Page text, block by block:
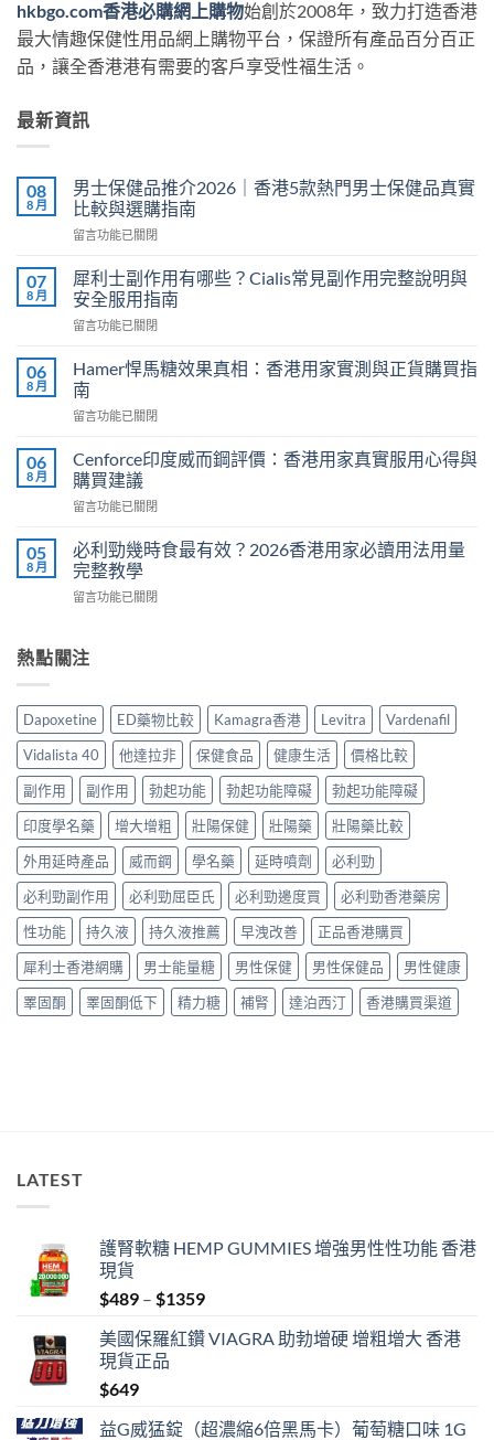
hkbgo.com香港必購網上購物始創於2008年，致力打造香港
最大情趣保健性用品網上購物平台，保證所有產品百分百正
品，讓全香港港有需要的客戶享受性福生活。
最新資訊
08
8 月
男士保健品推介2026｜香港5款熱門男士保健品真實
比較與選購指南
在
士
保
健
品
介
2026
｜
香
5
款
門
士
保
健
實
比
與
選
購
指
南〉
留言功能已關閉
07
8 月
犀利士副作用有哪些？Cialis常見副作用完整說明與
安全服用指南
在
利
士
副
作
有
哪
些？
Cialis
見
副
用
說
安
全
服
用
南〉
中
留言功能已關閉
06
8 月
Hamer悍馬糖效果真相：香港用家實測與正貨購買指
南
在
悍
馬
糖
效
真
相：
香
港
實
正
貨
購
買
南〉
中
留言功能已關閉
06
8 月
Cenforce印度威而鋼評價：香港用家真實服用心得與
購買建議
在
印
度
威
而
價：
用
家
實
用
心
得
與
購
買
建
議〉
中
留言功能已關閉
05
8 月
必利勁幾時食最有效？2026香港用家必讀用法用量
完整教學
在
勁
幾
食
最
有
效？
2026
香
港
用
家
必
讀
用
用
量
完
留言功能已關閉
熱點關注
Dapoxetine ED藥物比較 Kamagra香港 Levitra
Vardenafil
Vidalista 40
他達拉非 保健食品 健康生活
價格比較
副作用
副作用 勃起功能 勃起功能障礙
勃起功能障礙
印度學名藥
增大增粗 壯陽保健 壯陽藥
壯陽藥比較
外用延時產品
威而鋼 學名藥 延時噴劑
必利勁
必利勁副作用
必利勁屈臣氏 必利勁邊度買
必利勁香港藥房
性功能
持久液 持久液推薦 早洩改善
正品香港購買
犀利士香港網購
男士能量糖 男性保健 男性保健品
男性健康
睪固酮
睪固酮低下 精力糖 補腎 達泊西汀 香港購買渠道
LATEST
護腎軟糖 HEMP GUMMIES 增強男性性功能 香港
現貨
$489 – $1359Price
$489
美國保羅紅鑽 VIAGRA 助勃增硬 增粗增大 香港
現貨正品
$649
益G威猛錠（超濃縮6倍黑馬卡）葡萄糖口味 1G